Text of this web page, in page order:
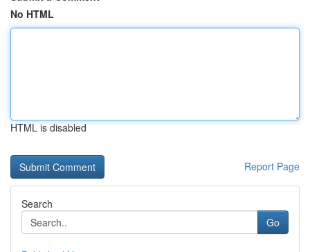
No HTML
HTML is disabled
Report Page
Search
Go